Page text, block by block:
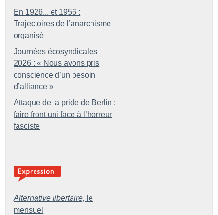
En 1926... et 1956 :
Trajectoires de l’anarchisme
organisé
Journées écosyndicales
2026 : « Nous avons pris
conscience d’un besoin
d’alliance »
Attaque de la pride de Berlin :
faire front uni face à l’horreur
fasciste
Alternative libertaire, le
mensuel